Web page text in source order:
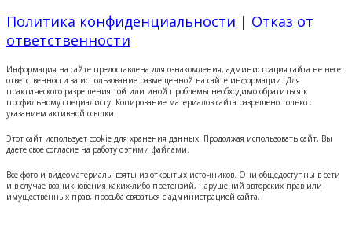
Политика конфиденциальности | Отказ от
ответственности
Информация на сайте предоставлена для ознакомления, администрация сайта не несет
ответственности за использование размещенной на сайте информации. Для
практического разрешения той или иной проблемы необходимо обратиться к
профильному специалисту. Копирование материалов сайта разрешено только с
указанием активной ссылки.
Этот сайт использует cookie для хранения данных. Продолжая использовать сайт, Вы
даете свое согласие на работу с этими файлами.
Все фото и видеоматериалы взяты из открытых источников. Они общедоступны в сети
и в случае возникновения каких-либо претензий, нарушений авторских прав или
имущественных прав, просьба связаться с администрацией сайта.